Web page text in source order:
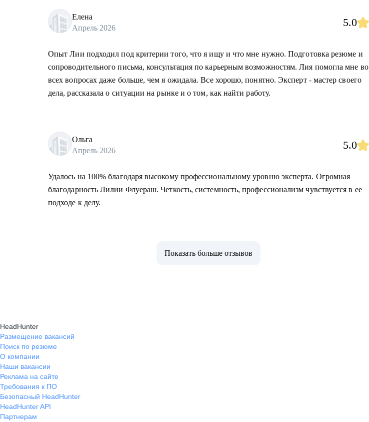
Елена
Апрель 2026
5.0
Опыт Лии подходил под критерии того, что я ищу и что мне нужно. Подготовка резюме и
сопроводительного письма, консультация по карьерным возможностям. Лия помогла мне во
всех вопросах даже больше, чем я ожидала. Все хорошо, понятно. Эксперт - мастер своего
дела, рассказала о ситуации на рынке и о том, как найти работу.
Ольга
Апрель 2026
5.0
Удалось на 100% благодаря высокому профессиональному уровню эксперта. Огромная
благодарность Лилии Флуераш. Четкость, системность, профессионализм чувствуется в ее
подходе к делу.
Показать больше отзывов
HeadHunter
Размещение вакансий
Поиск по резюме
О компании
Наши вакансии
Реклама на сайте
Требования к ПО
Безопасный HeadHunter
HeadHunter API
Партнерам